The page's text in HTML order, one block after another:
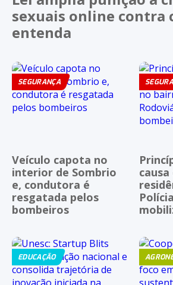
sexuais online contra
entenda
SEGURANÇA
Veículo capota no
interior de Sombrio
e, condutora é
resgatada pelos
bombeiros
causa
EDUCAÇÃO